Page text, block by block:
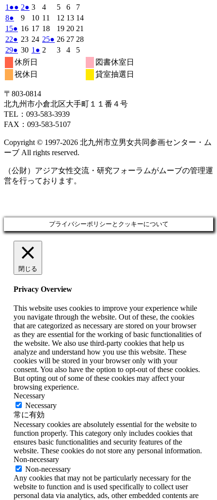
曜
日
曜
日
曜
日
曜
日
曜
日
曜
日
1 2026
年
6
月
1
日
●● (2
件
の
イ
ベ
ン
ト)
22026
年
6
月
2
日
● (1
件
の
イ
ベ
ン
ト)
32026
年
6
月
3
日
42026
年
6
月
4
日
52026
年
6
月
5
日
62026
年
6
月
6
日
72026
年
6
月
7
日
82026
年
6
月
8
日
●
件
の
イ
ベ
ン
ト)
92026
年
6
月
9
日
102026
年
月
10
11
2026
6
月
11
12 2026
年
6
月
12
132026
年
6
月
13
142026
14
152026
年
6
月
15
日
● (1
件
の
イ
ベ
ン
162026
年
6
月
16
日
172026
年
月
182026
年
192026
年
202026
年
6
21
月
222026
年
6
月
22
● (1
件
の
イ
ベ
ト)
232026
年
6
月
23
242026
年
252026
● (1
件
ト)
262026
年
272026
年
282026
6
月
292026
年
6
月
日
● (1
件
の
イ
ベ
ン
ト)
302026
年
6
月
日
1 2026
年
7
月
日
● (1
ベ
ン
ト)
2 2026
32026
42026
52026
年
休所日
図書休室日
祝休日
貸室抽選日
〒803‐0814
北九州市小倉北区大手町１１番４号
TEL：093‐583‐3939
FAX：093‐583‐5107
Copyright © 1997‐2026 北九州市立男女共同参画センター・ム
ーブ All rights reserved.
（公財）アジア女性交流・研究フォーラムがムーブの管理運
営を行っております。
プライバシーポリシーとクッキーについて
閉じる
Privacy Overview
This website uses cookies to improve your experience while
you navigate through the website. Out of these, the cookies
that are categorized as necessary are stored on your browser
as they are essential for the working of basic functionalities of
the website. We also use third-party cookies that help us
analyze and understand how you use this website. These
cookies will be stored in your browser only with your
consent. You also have the option to opt-out of these cookies.
But opting out of some of these cookies may affect your
browsing experience.
Necessary
Necessary
常に有効
Necessary cookies are absolutely essential for the website to
function properly. This category only includes cookies that
ensures basic functionalities and security features of the
website. These cookies do not store any personal information.
Non-necessary
Non-necessary
Any cookies that may not be particularly necessary for the
website to function and is used specifically to collect user
personal data via analytics, ads, other embedded contents are